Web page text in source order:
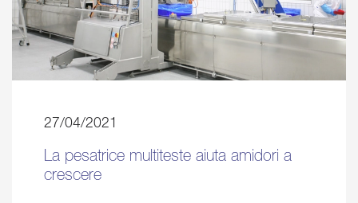
27/04/2021
La pesatrice multiteste aiuta amidori a
crescere